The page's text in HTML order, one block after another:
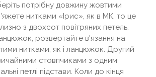
потрібну довжину жовтими
нитками «Ірис», як в МК, то це
з двохсот повітряних петель.
розвертайте в'язання на
нитками, як і ланцюжок. Другий
стовпчиками з одним
петлі підстави. Коли до кінця